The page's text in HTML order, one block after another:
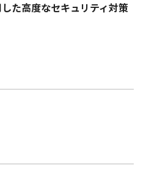
た高度なセキュリティ対策